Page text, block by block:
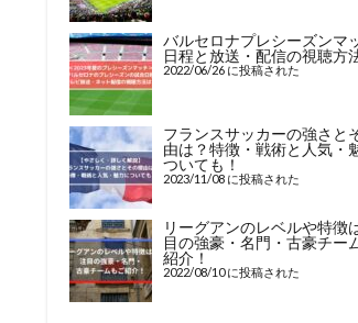
バルセロナプレシーズンマ
日程と放送・配信の視聴方
2022/06/26 に投稿された
フランスサッカーの強さと
由は？特徴・戦術と人気・
ついても！
2023/11/08 に投稿された
リーグアンのレベルや特徴
目の強豪・名門・古豪チー
紹介！
2022/08/10 に投稿された